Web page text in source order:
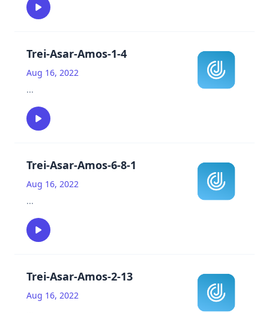
Trei-Asar-Amos-1-4
Aug 16, 2022
...
Trei-Asar-Amos-6-8-1
Aug 16, 2022
...
Trei-Asar-Amos-2-13
Aug 16, 2022